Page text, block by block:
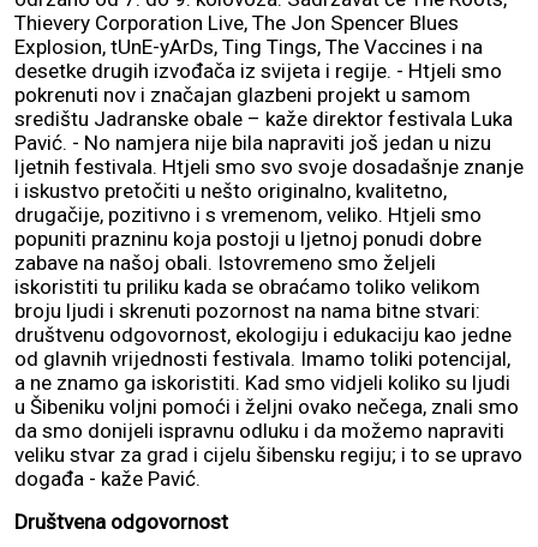
Thievery Corporation Live, The Jon Spencer Blues
Explosion, tUnE-yArDs, Ting Tings, The Vaccines i na
desetke drugih izvođača iz svijeta i regije. - Htjeli smo
pokrenuti nov i značajan glazbeni projekt u samom
središtu Jadranske obale – kaže direktor festivala Luka
Pavić. - No namjera nije bila napraviti još jedan u nizu
ljetnih festivala. Htjeli smo svo svoje dosadašnje znanje
i iskustvo pretočiti u nešto originalno, kvalitetno,
drugačije, pozitivno i s vremenom, veliko. Htjeli smo
popuniti prazninu koja postoji u ljetnoj ponudi dobre
zabave na našoj obali. Istovremeno smo željeli
iskoristiti tu priliku kada se obraćamo toliko velikom
broju ljudi i skrenuti pozornost na nama bitne stvari:
društvenu odgovornost, ekologiju i edukaciju kao jedne
od glavnih vrijednosti festivala. Imamo toliki potencijal,
a ne znamo ga iskoristiti. Kad smo vidjeli koliko su ljudi
u Šibeniku voljni pomoći i željni ovako nečega, znali smo
da smo donijeli ispravnu odluku i da možemo napraviti
veliku stvar za grad i cijelu šibensku regiju; i to se upravo
događa - kaže Pavić.
Društvena odgovornost